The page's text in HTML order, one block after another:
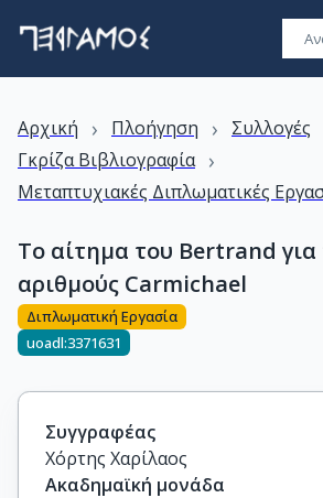
Αρχική › Πλοήγηση › Συλλογές
Γκρίζα Βιβλιογραφία ›
Μεταπτυχιακές Διπλωματικές
Το αίτημα του Bertrand για
αριθμούς Carmichael
Διπλωματική Εργασία
uoadl:3371631
Συγγραφέας
Χόρτης Χαρίλαος
Ακαδημαϊκή μονάδα